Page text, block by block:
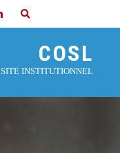
COSL
SITE INSTITUTIONNEL